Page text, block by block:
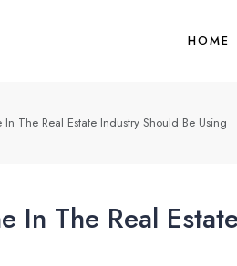
HOME
In The Real Estate Industry Should Be Using
In The Real